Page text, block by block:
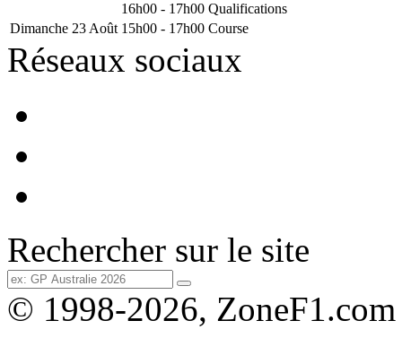
16h00 - 17h00 Qualifications
Dimanche 23 Août 15h00 - 17h00 Course
Réseaux sociaux
Rechercher sur le site
© 1998-2026, ZoneF1.com